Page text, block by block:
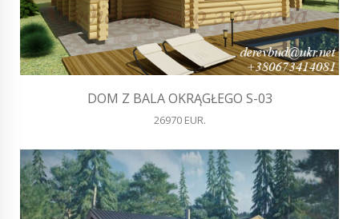
DOM Z BALA OKRĄGŁEGO S-03
26970 EUR.